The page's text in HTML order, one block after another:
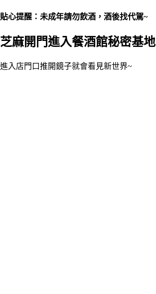
貼心提醒：未成年請勿飲酒，酒後找代駕~
芝麻開門進入餐酒館秘密基地
進入店門口推開鏡子就會看見新世界~